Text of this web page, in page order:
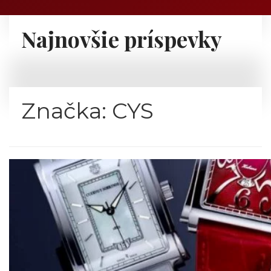
Najnovšie príspevky
Značka: CYS